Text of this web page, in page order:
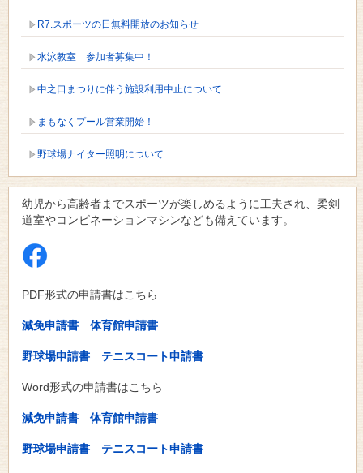
R7.スポーツの日無料開放のお知らせ
水泳教室 参加者募集中！
中之口まつりに伴う施設利用中止について
まもなくプール営業開始！
野球場ナイター照明について
幼児から高齢者までスポーツが楽しめるように工夫され、柔剣
道室やコンビネーションマシンなども備えています。
PDF形式の申請書はこちら
減免申請書 体育館申請書
野球場申請書 テニスコート申請書
Word形式の申請書はこちら
減免申請書 体育館申請書
野球場申請書 テニスコート申請書